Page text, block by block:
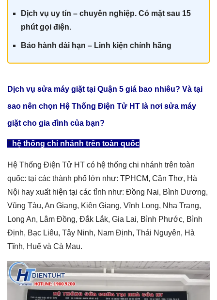
Dịch vụ uy tín – chuyên nghiệp. Có mặt sau 15
phút gọi điện.
Bảo hành dài hạn – Linh kiện chính hãng
Dịch vụ sửa máy giặt tại Quận 5 giá bao nhiêu? Và tại
sao nên chọn Hệ Thống Điện Tử HT là nơi sửa máy
giặt cho gia đình của bạn?
hệ thống chi nhánh trên toàn quốc
Hệ Thống Điện Tử HT có hệ thống chi nhánh trên toàn
quốc: tại các thành phố lớn như: TPHCM, Cần Thơ, Hà
Nội hay xuất hiện tại các tỉnh như: Đồng Nai, Bình Dương,
Vũng Tàu, An Giang, Kiên Giang, Vĩnh Long, Nha Trang,
Long An, Lâm Đồng, Đắk Lắk, Gia Lai, Bình Phước, Bình
Định, Bạc Liêu, Tây Ninh, Nam Định, Thái Nguyên, Hà
Tĩnh, Huế và Cà Mau.